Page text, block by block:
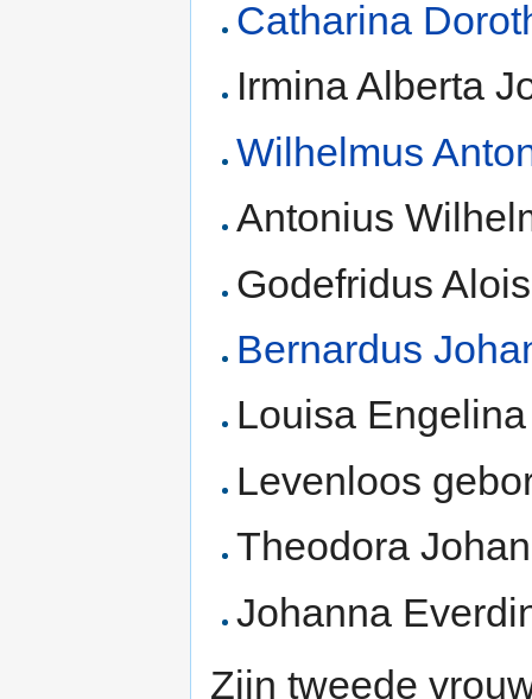
Catharina
Irmina Alberta
Wilhelmus
Antonius
Godefridus
Bernardus
Louisa
Levenloos
Theodora
Johanna
Zijn tweede